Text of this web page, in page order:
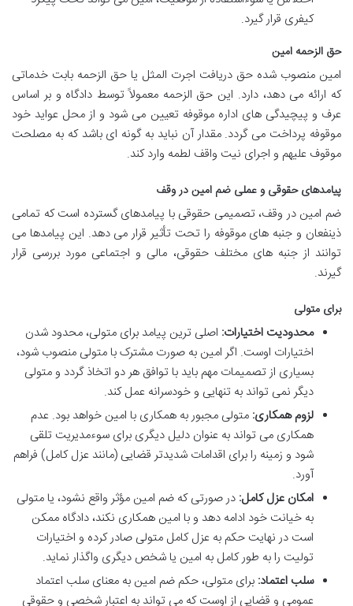
کیفری قرار گیرد.
حق الزحمه امین
امین منصوب شده حق دریافت اجرت المثل یا حق الزحمه بابت خدماتی
که ارائه می دهد، دارد. این حق الزحمه معمولاً توسط دادگاه و بر اساس
عرف و پیچیدگی های اداره موقوفه تعیین می شود و از محل عواید خود
موقوفه پرداخت می گردد. مقدار آن نباید به گونه ای باشد که به مصلحت
موقوف علیهم و اجرای نیت واقف لطمه وارد کند.
پیامدهای حقوقی و عملی ضم امین در وقف
ضم امین در وقف، تصمیمی حقوقی با پیامدهای گسترده است که تمامی
ذینفعان و جنبه های موقوفه را تحت تأثیر قرار می دهد. این پیامدها می
توانند از جنبه های مختلف حقوقی، مالی و اجتماعی مورد بررسی قرار
گیرند.
برای متولی
محدودیت اختیارات: اصلی ترین پیامد برای متولی، محدود شدن
اختیارات اوست. اگر امین به صورت مشترک با متولی منصوب شود،
بسیاری از تصمیمات مهم باید با توافق هر دو اتخاذ گردد و متولی
دیگر نمی تواند به تنهایی و خودسرانه عمل کند.
لزوم همکاری: متولی مجبور به همکاری با امین خواهد بود. عدم
همکاری می تواند به عنوان دلیل دیگری برای سوءمدیریت تلقی
شود و زمینه را برای اقدامات شدیدتر قضایی (مانند عزل کامل) فراهم
آورد.
امکان عزل کامل: در صورتی که ضم امین مؤثر واقع نشود، یا متولی
به خیانت خود ادامه دهد و با امین همکاری نکند، دادگاه ممکن
است در نهایت حکم به عزل کامل متولی صادر کرده و اختیارات
تولیت را به طور کامل به امین یا شخص دیگری واگذار نماید.
سلب اعتماد: برای متولی، حکم ضم امین به معنای سلب اعتماد
عمومی و قضایی از اوست که می تواند به اعتبار شخصی و حقوقی